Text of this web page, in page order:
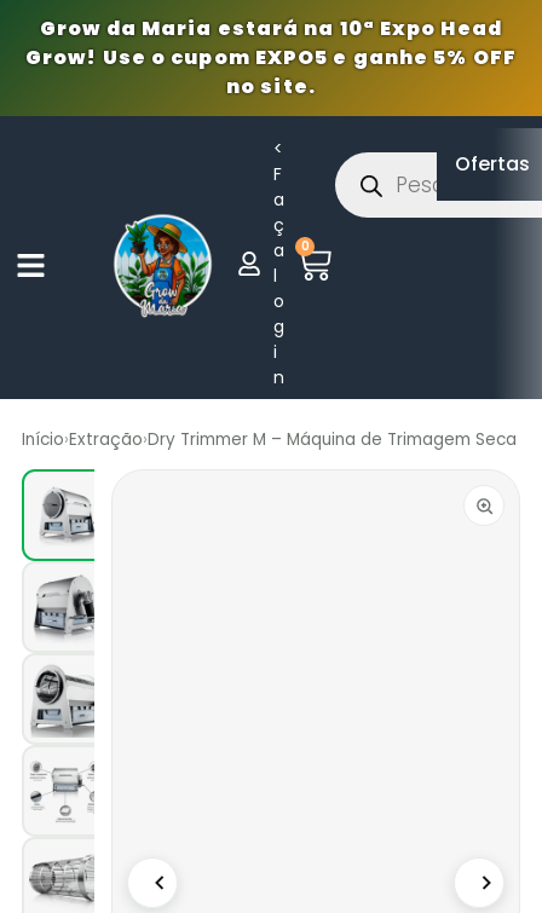
Grow da Maria estará na 10ª Expo Head
Grow! Use o cupom EXPO5 e ganhe 5% OFF
no site.
<
F
a
ç
a
l
o
g
i
n
0
Ofertas
Início›Extração›Dry Trimmer M – Máquina de Trimagem Seca